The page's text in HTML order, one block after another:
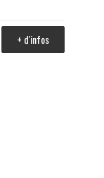
+ d'infos